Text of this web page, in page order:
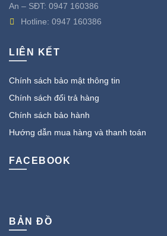
An – SĐT: 0947 160386
Hotline: 0947 160386
LIÊN KẾT
Chính sách bảo mật thông tin
Chính sách đổi trả hàng
Chính sách bảo hành
Hướng dẫn mua hàng và thanh toán
FACEBOOK
BẢN ĐỒ